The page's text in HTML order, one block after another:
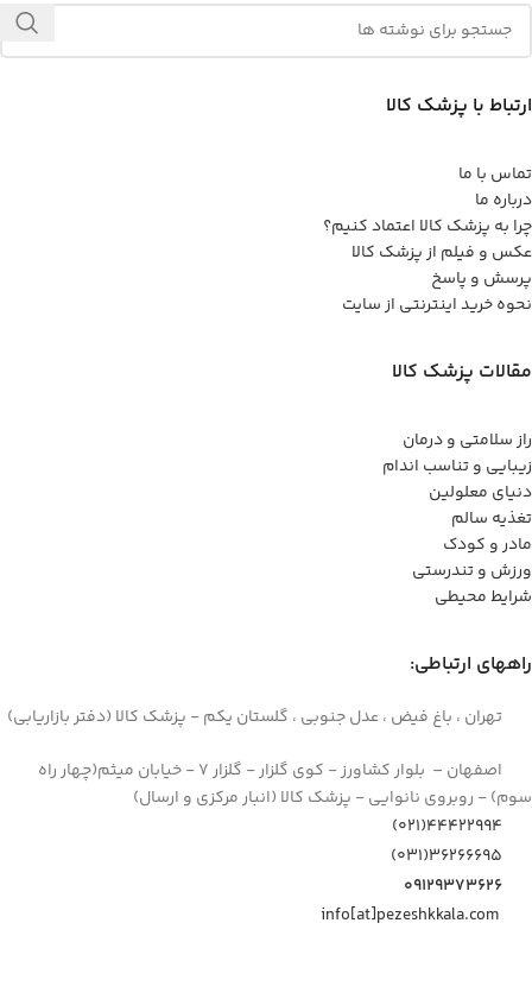
ارتباط با پزشک کالا
تماس با ما
درباره ما
چرا به پزشک کالا اعتماد کنیم؟
عکس و فیلم از پزشک کالا
پرسش و پاسخ
نحوه خرید اینترنتی از سایت
مقالات پزشک کالا
راز سلامتی و درمان
زیبایی و تناسب اندام
دنیای معلولین
تغذیه سالم
مادر و کودک
ورزش و تندرستی
شرایط محیطی
راههای ارتباطی:
تهران ، باغ فیض ، عدل جنوبی ، گلستان یکم - پزشک کالا (دفتر بازاریابی)
اصفهان – بلوار کشاورز - کوی گلزار - گلزار 7 - خیابان میثم(چهار راه
سوم) - روبروی نانوایی - پزشک کالا (انبار مرکزی و ارسال)
44422994(021)
۳۶۲۶۶۶۹۵(۰۳۱)
۰۹۱۲۹۳۷۳۶۲۶
info[at]pezeshkkala.com